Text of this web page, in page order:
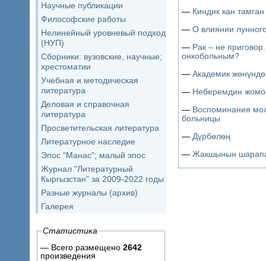
Научные публикации
Философские работы
Нелинейный уровневый подход
(НУП)
Сборники: вузовские, научные;
хрестоматии
Учебная и методическая
литература
Деловая и справочная
литература
Просветительская литература
Литературное наследие
Эпос "Манас"; малый эпос
Журнал "Литературный
Кыргызстан" за 2009-2022 годы
Разные журналы (архив)
Галерея
Статистика
— Всего размещено 2642
произведения
— Киндик кан
— О влиянии
— Рак – не
онкобольным?
— Академик жөнүндө
— Неберемдин
— Воспоминания
больницы
— Дүрбөлөң
— Жакшынын